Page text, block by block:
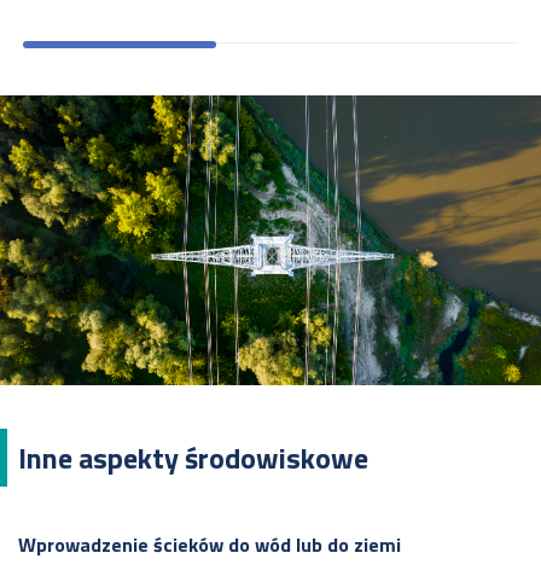
Inne aspekty środowiskowe
Wprowadzenie ścieków do wód lub do ziemi